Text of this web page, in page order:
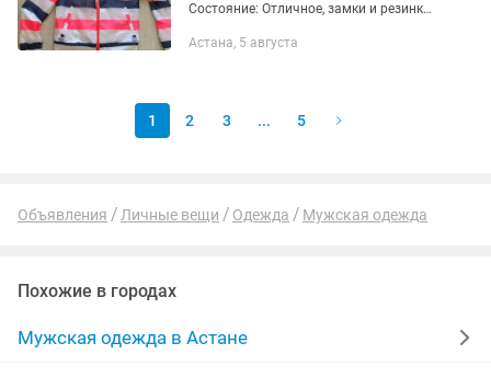
Состояние: Отличное, замки и резинки
Астана, 5 августа
1 2 3 ... 5
Объявления Личные вещи Одежда Мужская одежда
Похожие в городах
Мужская одежда в Астане